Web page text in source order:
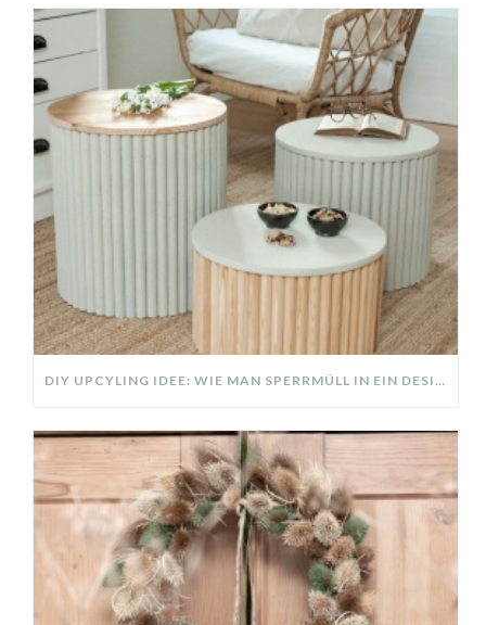
DIY UPCYLING IDEE: WIE MAN SPERRMÜLL IN EIN DESIGNER TEIL VERWANDELT